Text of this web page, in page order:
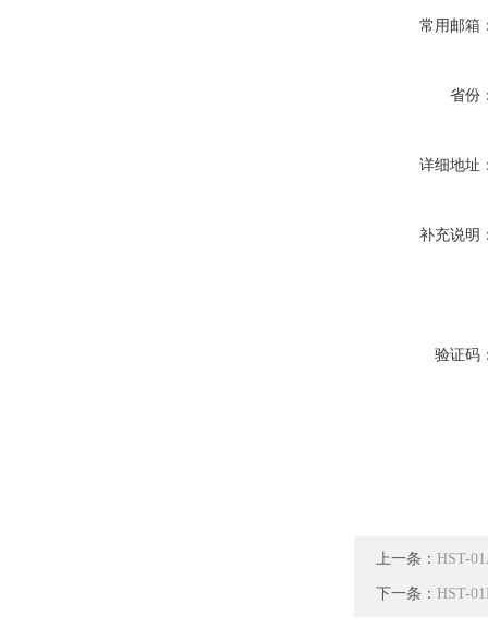
常用邮箱
省份
详细地址
补充说明
验证码
上一条： HST-
下一条： HST-